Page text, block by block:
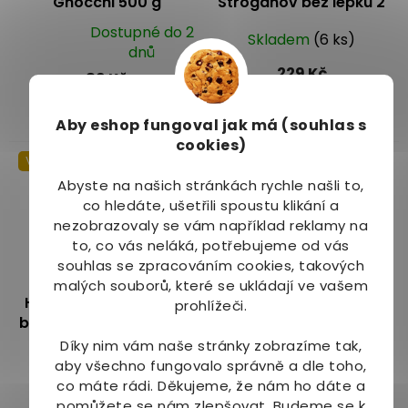
Aby eshop fungoval jak má (souhlas s
cookies)
Abyste na našich stránkách rychle našli to,
co hledáte, ušetřili spoustu klikání a
nezobrazovaly se vám například reklamy na
to, co vás neláká, potřebujeme od vás
souhlas se zpracováním cookies, takových
malých souborů, které se ukládají ve vašem
prohlížeči.
Díky nim vám naše stránky zobrazíme tak,
aby všechno fungovalo správně a dle toho,
co máte rádi. Děkujeme, že nám ho dáte a
produktu
z
5
hvězdiček.
Dostupné do 2
dnů
89 Kč
Skladem (6 ks)
229 Kč
Výprodej
Hotovky Kuřecí čína s
bambusovými výhonky
bez lepku 1 porce DMT:
10.07.2026
Vyprodáno
79 Kč
–8 %
Hotovky Španělský
Průměrné
hodnocení
Skladem
(3 ks)
od145 Kč